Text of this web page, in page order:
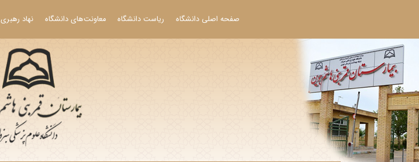
صفحه اصلی دانشگاه ریاست دانشگاه معاونت‌های دانشگاه نهاد رهبری